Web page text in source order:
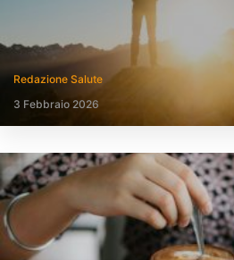
Redazione Salute
3 Febbraio 2026